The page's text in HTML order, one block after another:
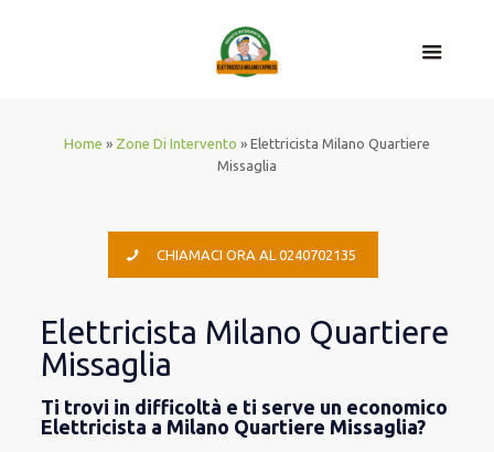
Home » Zone Di Intervento » Elettricista Milano Quartiere
Missaglia
CHIAMACI ORA AL 0240702135
Elettricista Milano Quartiere
Missaglia
Ti trovi in difficoltà e ti serve un economico
Elettricista a Milano Quartiere Missaglia?